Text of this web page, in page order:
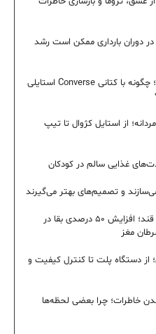
بارداری ممکن است رشد
راهنمای ست کردن کفش کانورس؛ چگونه با کتانی Converse استایلی
از استایل کژوال تا تیپ
و تصمیم‌های بهتر می‌گیرند
درمان نوین با نانوذرات پوشیده از قند؛ افزایش ۵۰ درصدی بقا در
مغز
دستگاه پلت تا کنترل کیفیت و
خاطرات؛ چرا بعضی لحظه‌ها